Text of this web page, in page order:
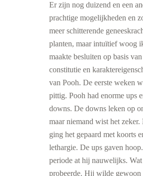
Er zijn nog duizend en een
prachtige mogelijkheden en
meer schitterende
planten, maar intuïtief woog
maakte besluiten op basis
constitutie en
van Pooh. De eerste weken
pittig. Pooh had enorme ups
downs. De downs leken op
maar niemand wist het zeker.
ging het gepaard met koorts
lethargie. De ups gaven
periode at hij nauwelijks.
probeerde. Hij wilde